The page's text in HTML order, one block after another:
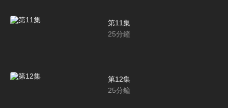
第11集
25分鐘
第12集
25分鐘